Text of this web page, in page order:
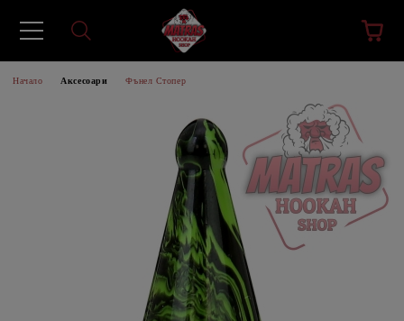
Начало Аксесоари Фънел Стопер